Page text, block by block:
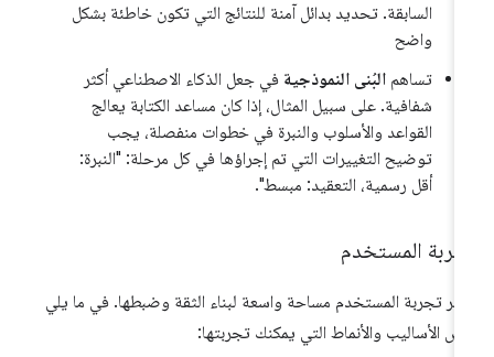
السابقة. تحديد بدائل آمنة للنتائج التي تكون خاطئة بشكل
واضح
تساهمالبُنى النموذجيةفي جعل الذكاء الاصطناعي أكثر
شفافية. على سبيل المثال، إذا كان مساعد الكتابة يعالج
القواعد والأسلوب والنبرة في خطوات منفصلة، يجب
توضيح التغييرات التي تم إجراؤها في كل مرحلة: "النبرة:
أقل رسمية، التعقيد: مبسط".
المستخدم
تجربة المستخدم مساحة واسعة لبناء الثقة وضبطها. في ما يلي
الأساليب والأنماط التي يمكنك تجربتها: